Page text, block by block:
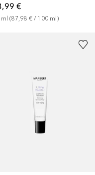
€
ml (87,98 € / 100 ml )